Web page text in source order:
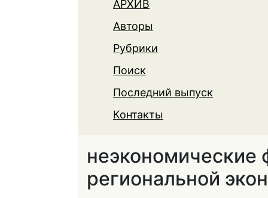
АРХИВ
Авторы
Рубрики
Поиск
Последний выпуск
Контакты
неэкономические
региональной